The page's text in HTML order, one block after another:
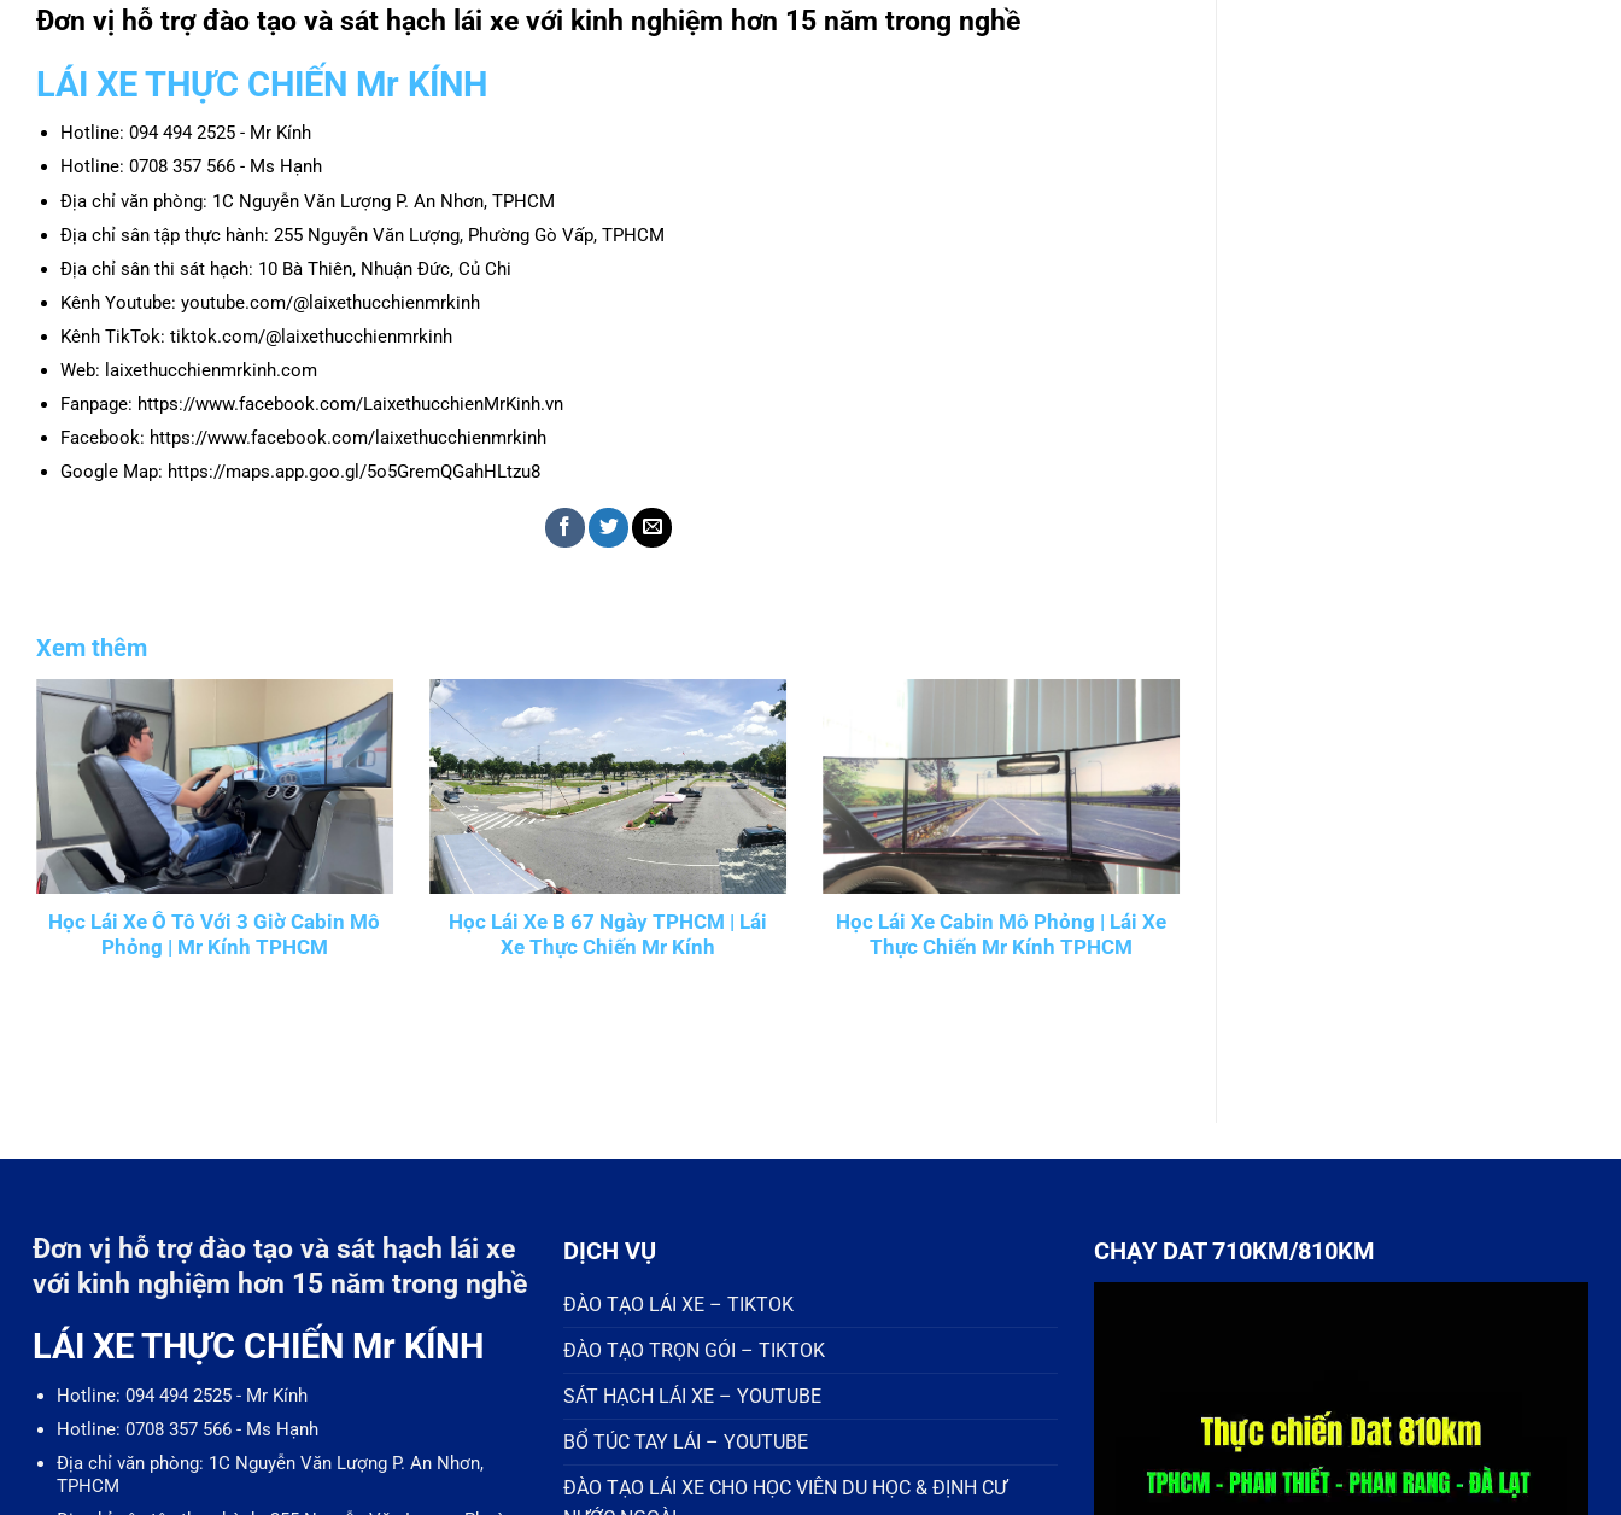
Đơn vị hỗ trợ đào tạo và sát hạch lái xe với kinh nghiệm hơn 15 năm trong nghề
LÁI XE THỰC CHIẾN Mr KÍNH
Hotline: 094 494 2525 - Mr Kính
Hotline: 0708 357 566 - Ms Hạnh
Địa chỉ văn phòng: 1C Nguyễn Văn Lượng P. An Nhơn, TPHCM
Địa chỉ sân tập thực hành: 255 Nguyễn Văn Lượng, Phường Gò Vấp, TPHCM
Địa chỉ sân thi sát hạch: 10 Bà Thiên, Nhuận Đức, Củ Chi
Kênh Youtube: youtube.com/@laixethucchienmrkinh
Kênh TikTok: tiktok.com/@laixethucchienmrkinh
Web: laixethucchienmrkinh.com
Fanpage: https://www.facebook.com/LaixethucchienMrKinh.vn
Facebook: https://www.facebook.com/laixethucchienmrkinh
Google Map: https://maps.app.goo.gl/5o5GremQGahHLtzu8
Xem thêm
Học Lái Xe Ô Tô Với 3 Giờ Cabin Mô
Phỏng | Mr Kính TPHCM
Học Lái Xe B 67 Ngày TPHCM | Lái
Xe Thực Chiến Mr Kính
Học Lái Xe Cabin Mô Phỏng | Lái Xe
Thực Chiến Mr Kính TPHCM
Đơn vị hỗ trợ đào tạo và sát hạch lái xe
với kinh nghiệm hơn 15 năm trong nghề
LÁI XE THỰC CHIẾN Mr KÍNH
Hotline: 094 494 2525 - Mr Kính
Hotline: 0708 357 566 - Ms Hạnh
Địa chỉ văn phòng: 1C Nguyễn Văn Lượng P. An Nhơn,
TPHCM
DỊCH VỤ
ĐÀO TẠO LÁI XE – TIKTOK
ĐÀO TẠO TRỌN GÓI – TIKTOK
SÁT HẠCH LÁI XE – YOUTUBE
BỔ TÚC TAY LÁI – YOUTUBE
ĐÀO TẠO LÁI XE CHO HỌC VIÊN DU HỌC & ĐỊNH CƯ
CHẠY DAT 710KM/810KM